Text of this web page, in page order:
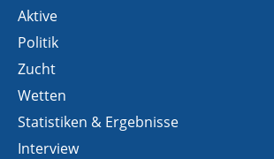
Aktive
Politik
Zucht
Wetten
Statistiken & Ergebnisse
Interview